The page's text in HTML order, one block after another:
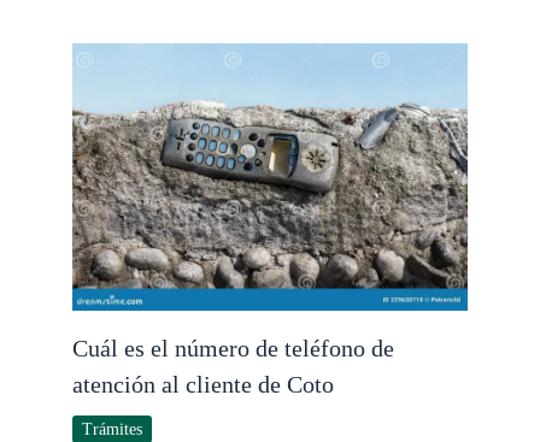
Cuál es el número de teléfono de
atención al cliente de Coto
Trámites